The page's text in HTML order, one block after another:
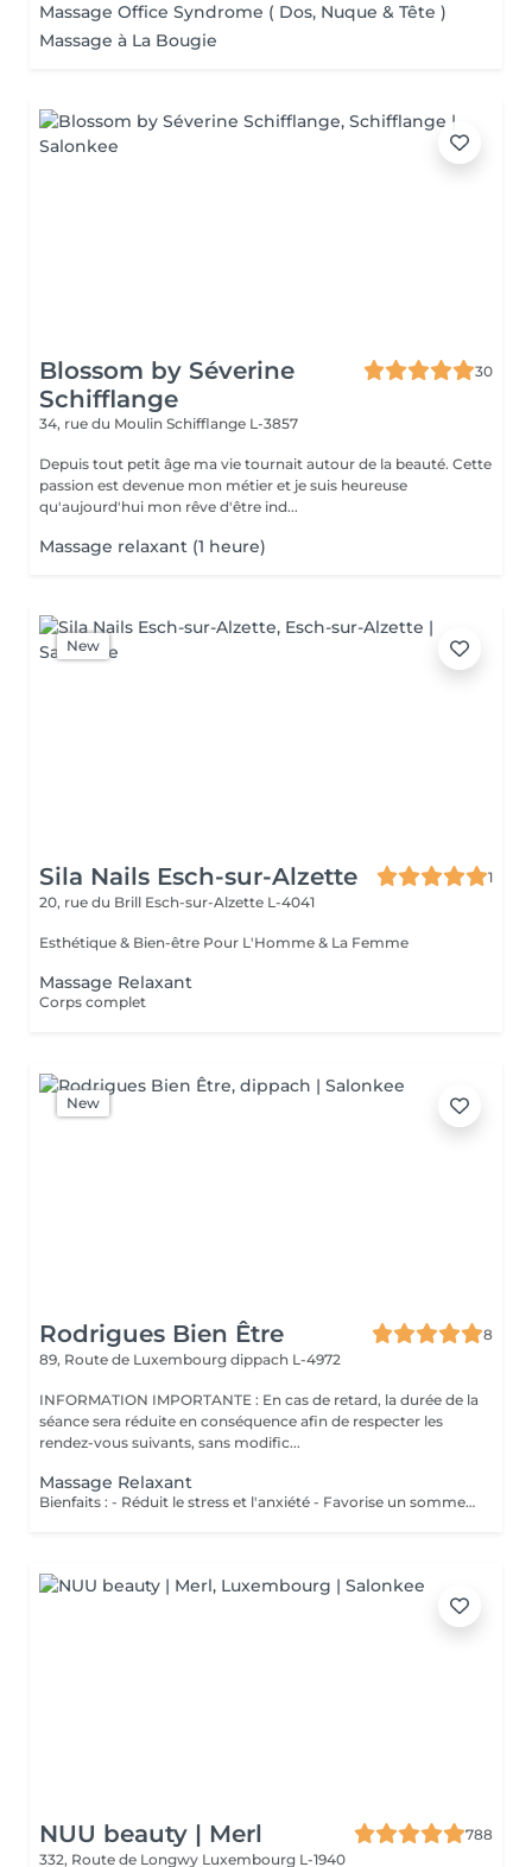
Massage Office Syndrome ( Dos, Nuque & Tête )
Massage à La Bougie
Blossom by Séverine
Schifflange
30
34, rue du Moulin Schifflange L-3857
Depuis tout petit âge ma vie tournait autour de la beauté. Cette
passion est devenue mon métier et je suis heureuse
qu'aujourd'hui mon rêve d'être ind...
Massage relaxant (1 heure)
New
Sila Nails Esch-sur-Alzette
1
20, rue du Brill Esch-sur-Alzette L-4041
Esthétique & Bien-être Pour L'Homme & La Femme
Massage Relaxant
Corps complet
New
Rodrigues Bien Être
8
89, Route de Luxembourg dippach L-4972
INFORMATION IMPORTANTE : En cas de retard, la durée de la
séance sera réduite en conséquence afin de respecter les
rendez-vous suivants, sans modific...
Massage Relaxant
Bienfaits : - Réduit le stress et l'anxiété - Favorise un sommeil réparateur - Soulage les tensions musculaires - Procure une profonde sensation de bien-être
NUU beauty | Merl
788
332, Route de Longwy Luxembourg L-1940